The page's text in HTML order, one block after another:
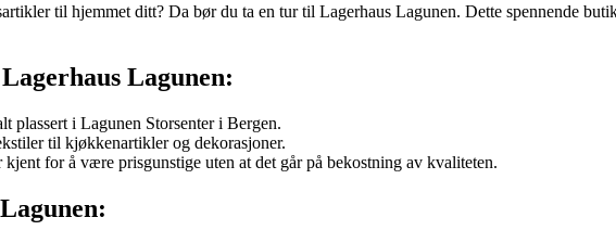
til hjemmet ditt? Da bør du ta en tur til Lagerhaus Lagunen. Dette spennende
Lagunen:
plassert i Lagunen Storsenter i Bergen.
til kjøkkenartikler og dekorasjoner.
for å være prisgunstige uten at det går på bekostning av kvaliteten.